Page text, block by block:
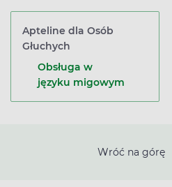
Apteline dla Osób
Głuchych
Obsługa w
języku migowym
Wróć na górę